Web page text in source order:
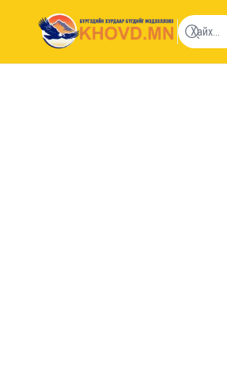
khovd.mn